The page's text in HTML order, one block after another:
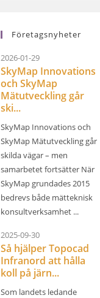
Företagsnyheter
2026-01-29
SkyMap Innovations
och SkyMap
Mätutveckling går
ski...
SkyMap Innovations och
SkyMap Mätutveckling går
skilda vägar – men
samarbetet fortsätter När
SkyMap grundades 2015
bedrevs både mätteknisk
konsultverksamhet ...
2025-09-30
Så hjälper Topocad
Infranord att hålla
koll på järn...
Som landets ledande